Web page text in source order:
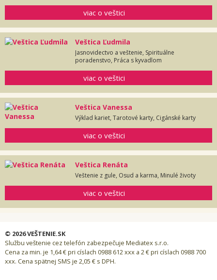
viac o veštici
Veštica Ľudmila
Jasnovidectvo a veštenie, Spirituálne
poradenstvo, Práca s kyvadlom
viac o veštici
Veštica Vanessa
Výklad kariet, Tarotové karty, Cigánské karty
viac o veštici
Veštica Renáta
Veštenie z gule, Osud a karma, Minulé životy
viac o veštici
© 2026 VEŠTENIE.SK
Službu veštenie cez telefón zabezpečuje Mediatex s.r.o.
Cena za min. je 1,64 € pri císlach 0988 612 xxx a 2 € pri císlach 0988 700
xxx. Cena spätnej SMS je 2,05 € s DPH.